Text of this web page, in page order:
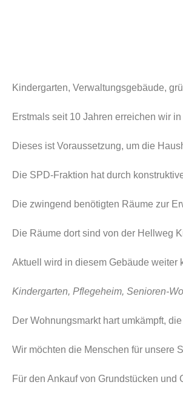
Kindergarten, Verwaltungsgebäude,
Erstmals seit 10 Jahren erreichen wir
Dieses ist Voraussetzung, um die
Die SPD-Fraktion hat durch
Die zwingend benötigten Räume zur
Die Räume dort sind von der Hellweg
Aktuell wird in diesem Gebäude weiter
Kindergarten, Pflegeheim, Senioren-
Der Wohnungsmarkt hart umkämpft,
Wir möchten die Menschen für unsere
Für den Ankauf von Grundstücken